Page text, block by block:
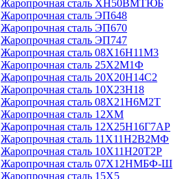
Жаропрочная сталь ХН50ВМТЮБ
Жаропрочная сталь ЭП648
Жаропрочная сталь ЭП670
Жаропрочная сталь ЭП747
Жаропрочная сталь 08Х16Н11М3
Жаропрочная сталь 25Х2М1Ф
Жаропрочная сталь 20Х20Н14С2
Жаропрочная сталь 10Х23Н18
Жаропрочная сталь 08Х21Н6М2Т
Жаропрочная сталь 12ХМ
Жаропрочная сталь 12Х25Н16Г7АР
Жаропрочная сталь 11Х11Н2В2МФ
Жаропрочная сталь 10Х11Н20Т2Р
Жаропрочная сталь 07Х12НМБФ-Ш
Жаропрочная сталь 15Х5